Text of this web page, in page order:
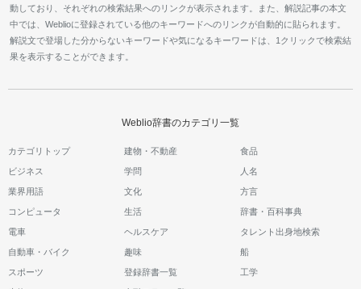
動しており、それぞれの検索結果へのリンクが表示されます。また、解説記事の本文
中では、Weblioに登録されている他のキーワードへのリンクが自動的に貼られます。
解説文で登場した分からないキーワードや気になるキーワードは、1クリックで検索結
果を表示することができます。
Weblio辞書のカテゴリ一覧
カテゴリトップ 建物・不動産 食品
ビジネス 学問 人名
業界用語 文化 方言
コンピュータ 生活 辞書・百科事典
電車 ヘルスケア タレント出身地検索
自動車・バイク 趣味 船
スポーツ 登録辞書一覧 工学